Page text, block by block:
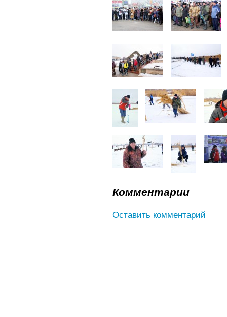
Комментарии
Оставить комментарий